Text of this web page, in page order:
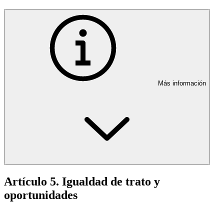
Más información
Artículo 5. Igualdad de trato y
oportunidades